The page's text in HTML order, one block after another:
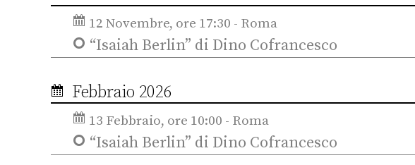
12 Novembre, ore 17:30 - Roma
“Isaiah Berlin” di Dino Cofrancesco
Febbraio 2026
13 Febbraio, ore 10:00 - Roma
“Isaiah Berlin” di Dino Cofrancesco